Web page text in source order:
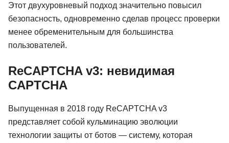
Этот двухуровневый подход значительно повысил
безопасность, одновременно сделав процесс проверки
менее обременительным для большинства
пользователей.
ReCAPTCHA v3: невидимая
CAPTCHA
Выпущенная в 2018 году ReCAPTCHA v3
представляет собой кульминацию эволюции
технологии защиты от ботов — систему, которая